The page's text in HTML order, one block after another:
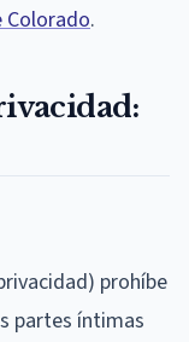
Colorado.
prohíbe
partes íntimas